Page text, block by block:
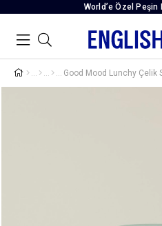
World’e Özel Peşin
Good Mood Lunchy Çelik